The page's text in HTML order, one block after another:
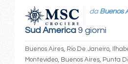
Sud America9 giorni
da Buenos
Buenos Aires, Rio De Janeiro,
Montevideo, Buenos Aires, Punta